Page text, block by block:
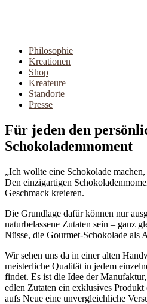
Philosophie
Kreationen
Shop
Kreateure
Standorte
Presse
Für jeden den
Schokoladenmoment
„Ich wollte eine Schokolade
Den einzigartigen
Geschmack kreieren.
Die Grundlage dafür können nur
naturbelassene Zutaten sein – ganz
Nüsse, die Gourmet-Schokolade als
Wir sehen uns da in einer alten
meisterliche Qualität in jedem
findet. Es ist die Idee der
edlen Zutaten ein exklusives Produkt
aufs Neue eine unvergleichliche